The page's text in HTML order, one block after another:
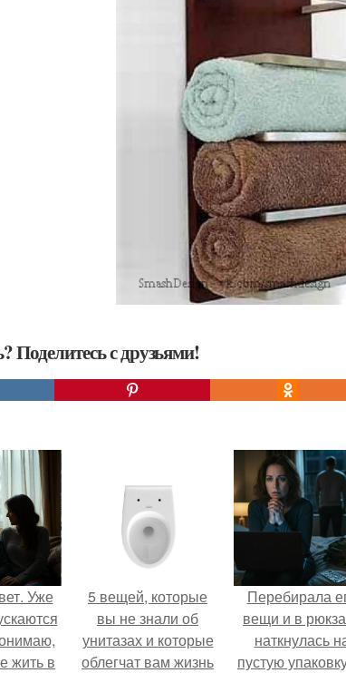
Поделитесь с друзьями!
Уже
жить в
5 вещей, которые
вы не знали об
унитазах и которые
облегчат вам жизнь
Перебирала
вещи и в
наткнулась
пустую